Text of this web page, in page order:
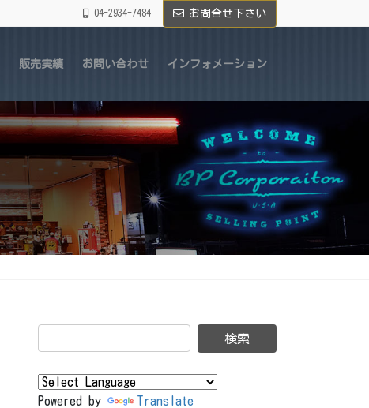
04-2934-7484 お問合せ下さい
販売実績 お問い合わせ インフォメーション
Powered by Translate